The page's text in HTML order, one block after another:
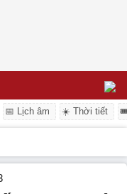
📅 Lịch âm ☀️ Thời tiết